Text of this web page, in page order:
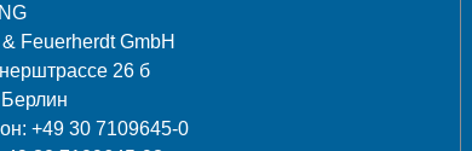
Feuerherdt GmbH
26 б
+49 30 7109645-0